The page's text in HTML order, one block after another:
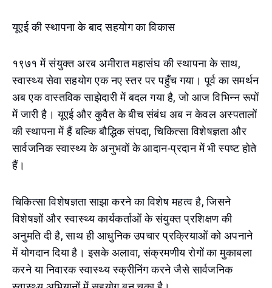
यूएई की स्थापना के बाद सहयोग का विकास
१९७१ में संयुक्त अरब अमीरात महासंघ की स्थापना के साथ,
स्वास्थ्य सेवा सहयोग एक नए स्तर पर पहुँच गया। पूर्व का समर्थन
अब एक वास्तविक साझेदारी में बदल गया है, जो आज विभिन्न रूपों
में जारी है। यूएई और कुवैत के बीच संबंध अब न केवल अस्पतालों
की स्थापना में हैं बल्कि बौद्धिक संपदा, चिकित्सा विशेषज्ञता और
सार्वजनिक स्वास्थ्य के अनुभवों के आदान-प्रदान में भी स्पष्ट होते
हैं।
चिकित्सा विशेषज्ञता साझा करने का विशेष महत्व है, जिसने
विशेषज्ञों और स्वास्थ्य कार्यकर्ताओं के संयुक्त प्रशिक्षण की
अनुमति दी है, साथ ही आधुनिक उपचार प्रक्रियाओं को अपनाने
में योगदान दिया है। इसके अलावा, संक्रमणीय रोगों का मुकाबला
करने या निवारक स्वास्थ्य स्क्रीनिंग करने जैसे सार्वजनिक